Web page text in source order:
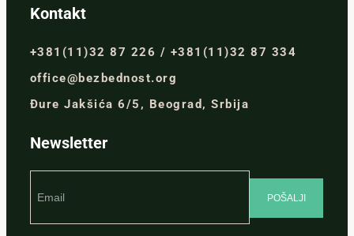
Kontakt
+381(11)32 87 226 / +381(11)32 87 334
office@bezbednost.org
Đure Jakšića 6/5, Beograd, Srbija
Newsletter